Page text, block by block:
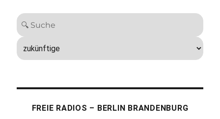
FREIE RADIOS – BERLIN BRANDENBURG